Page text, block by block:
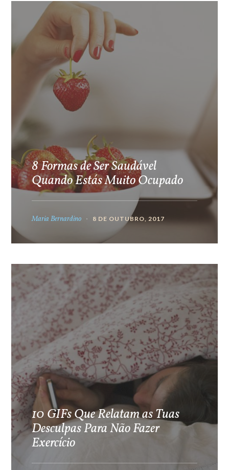
8 Formas de Ser Saudável
Quando Estás Muito Ocupado
Maria Bernardino 8 DE OUTUBRO, 2017
10 GIFs Que Relatam as Tuas
Desculpas Para Não Fazer
Exercício